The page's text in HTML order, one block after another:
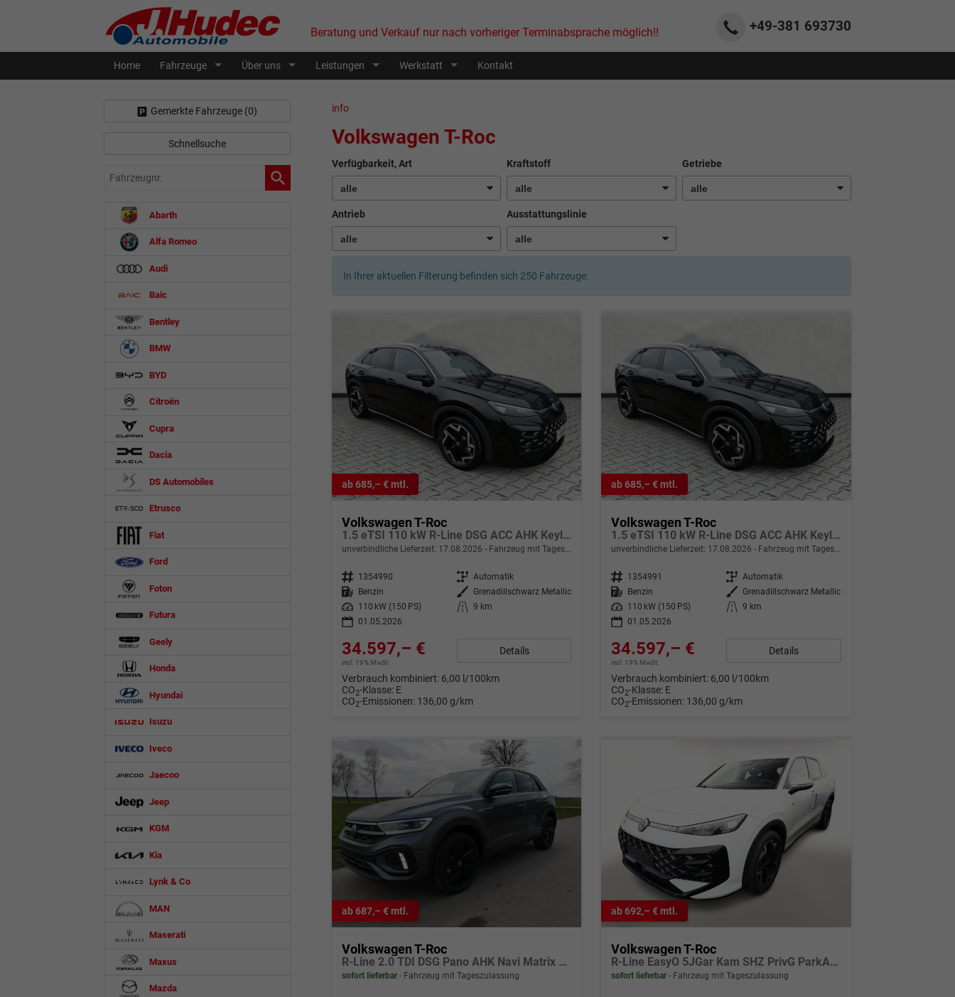
+49-381 693730
Beratung und Verkauf nur nach vorheriger Terminabsprache möglich!!
Home Fahrzeuge Über uns Leistungen Werkstatt Kontakt
info
Volkswagen T-Roc
Verfügbarkeit, Art Kraftstoff Getriebe
Antrieb Ausstattungslinie
In Ihrer aktuellen Filterung befinden sich 250 Fahrzeuge:
ab 685,– € mtl.
Volkswagen T-Roc
1.5 eTSI 110 kW R-Line DSG ACC AHK Keyless 18Zoll
unverbindliche Lieferzeit: 17.08.2026 Fahrzeug mit Tageszulassung
Fahrzeugnr. 1354990 Getriebe Automatik
Kraftstoff
Benzin Außenfarbe
Grenadillschwarz Metallic
Leistung
110 kW (150 PS) Kilometerstand 9 km
01.05.2026
34.597,– €
incl. 19% MwSt.
Details
Verbrauch kombiniert: 6,00 l/100km
CO2-Klasse: E
CO2-Emissionen: 136,00 g/km
ab 685,– € mtl.
Volkswagen T-Roc
1.5 eTSI 110 kW R-Line DSG ACC AHK Keyless 18Zoll
unverbindliche Lieferzeit: 17.08.2026 Fahrzeug mit Tageszulassung
Fahrzeugnr. 1354991 Getriebe Automatik
Kraftstoff
Benzin Außenfarbe
Grenadillschwarz Metallic
Leistung
110 kW (150 PS) Kilometerstand 9 km
01.05.2026
34.597,– €
incl. 19% MwSt.
Details
Verbrauch kombiniert: 6,00 l/100km
CO2-Klasse: E
CO2-Emissionen: 136,00 g/km
ab 687,– € mtl.
Volkswagen T-Roc
R-Line 2.0 TDI DSG Pano AHK Navi Matrix Leder
sofort lieferbar Fahrzeug mit Tageszulassung
ab 692,– € mtl.
Volkswagen T-Roc
R-Line EasyO 5JGar Kam SHZ PrivG ParkAss+
sofort lieferbar Fahrzeug mit Tageszulassung
Gemerkte Fahrzeuge (0)
Schnellsuche
Fahrzeugnr.
Abarth
Alfa Romeo
Audi
Baic
Bentley
BMW
BYD
Citroën
Cupra
Dacia
DS Automobiles
Etrusco
Fiat
Ford
Foton
Futura
Geely
Honda
Hyundai
Isuzu
Iveco
Jaecoo
Jeep
KGM
Kia
Lynk & Co
MAN
Maserati
Maxus
Mazda